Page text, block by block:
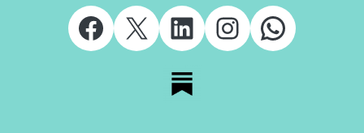
Facebook
X LinkedIn
Instagram